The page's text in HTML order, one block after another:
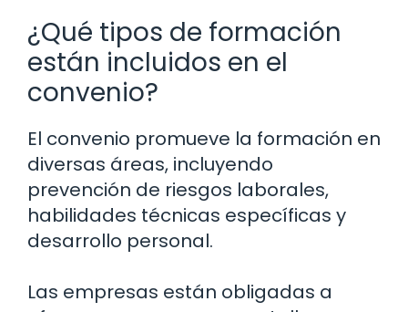
¿Qué tipos de formación
están incluidos en el
convenio?
El convenio promueve la formación en
diversas áreas, incluyendo
prevención de riesgos laborales,
habilidades técnicas específicas y
desarrollo personal.
Las empresas están obligadas a